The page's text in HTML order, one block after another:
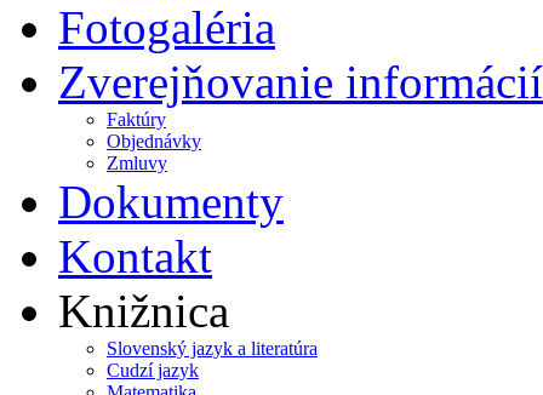
Fotogaléria
Zverejňovanie informácií
Faktúry
Objednávky
Zmluvy
Dokumenty
Kontakt
Knižnica
Slovenský jazyk a literatúra
Cudzí jazyk